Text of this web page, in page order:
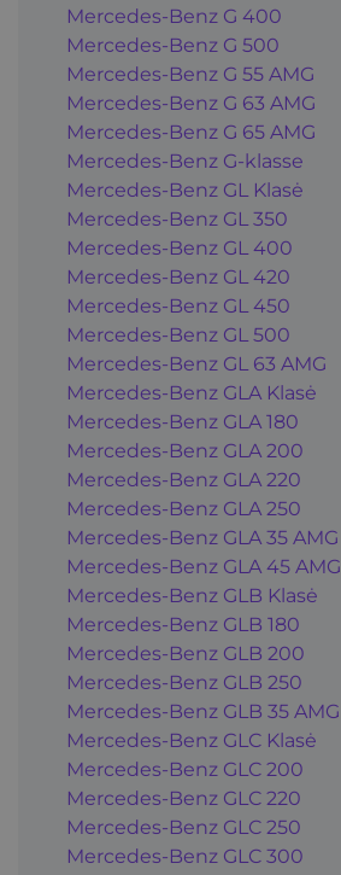
Mercedes-Benz G 400
Mercedes-Benz G 500
Mercedes-Benz G 55 AMG
Mercedes-Benz G 63 AMG
Mercedes-Benz G 65 AMG
Mercedes-Benz G-klasse
Mercedes-Benz GL Klasė
Mercedes-Benz GL 350
Mercedes-Benz GL 400
Mercedes-Benz GL 420
Mercedes-Benz GL 450
Mercedes-Benz GL 500
Mercedes-Benz GL 63 AMG
Mercedes-Benz GLA Klasė
Mercedes-Benz GLA 180
Mercedes-Benz GLA 200
Mercedes-Benz GLA 220
Mercedes-Benz GLA 250
Mercedes-Benz GLA 35 AMG
Mercedes-Benz GLA 45 AMG
Mercedes-Benz GLB Klasė
Mercedes-Benz GLB 180
Mercedes-Benz GLB 200
Mercedes-Benz GLB 250
Mercedes-Benz GLB 35 AMG
Mercedes-Benz GLC Klasė
Mercedes-Benz GLC 200
Mercedes-Benz GLC 220
Mercedes-Benz GLC 250
Mercedes-Benz GLC 300